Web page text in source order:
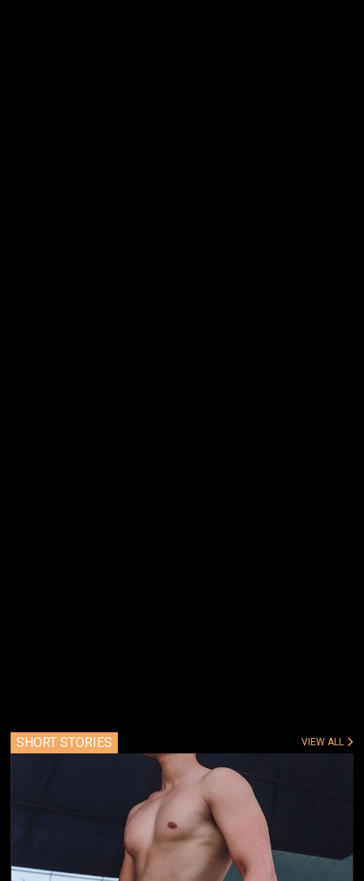
SHORT STORIES VIEW ALL